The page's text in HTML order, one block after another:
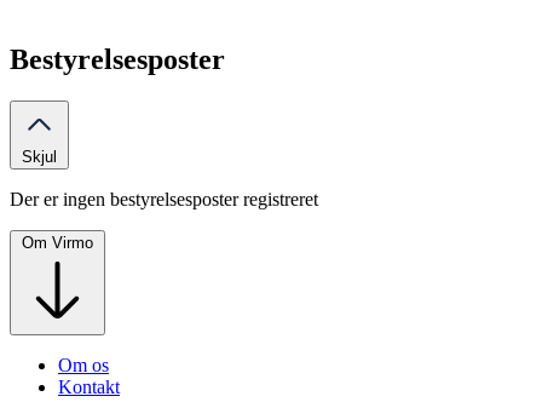
Bestyrelsesposter
Skjul
Der er ingen bestyrelsesposter registreret
Om Virmo
Om os
Kontakt